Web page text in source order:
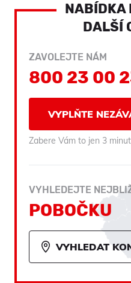
NABÍDKA
DALŠÍ
ZAVOLEJTE NÁM
800 23 00
VYPLŇTE
Zabere Vám to jen 3
VYHLEDEJTE
POBOČKU
VYHLEDAT